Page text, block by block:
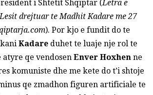
i Shtetit Shqiptar (Letra e
drejtuar te Madhit Kadare me 27
). Por kjo e fundit do te
Kadare duhet te luaje nje rol te
qe vendosen Enver Hoxhen ne
komuniste dhe me kete do t’i shtoje
qe zmadhon figuren artificiale te